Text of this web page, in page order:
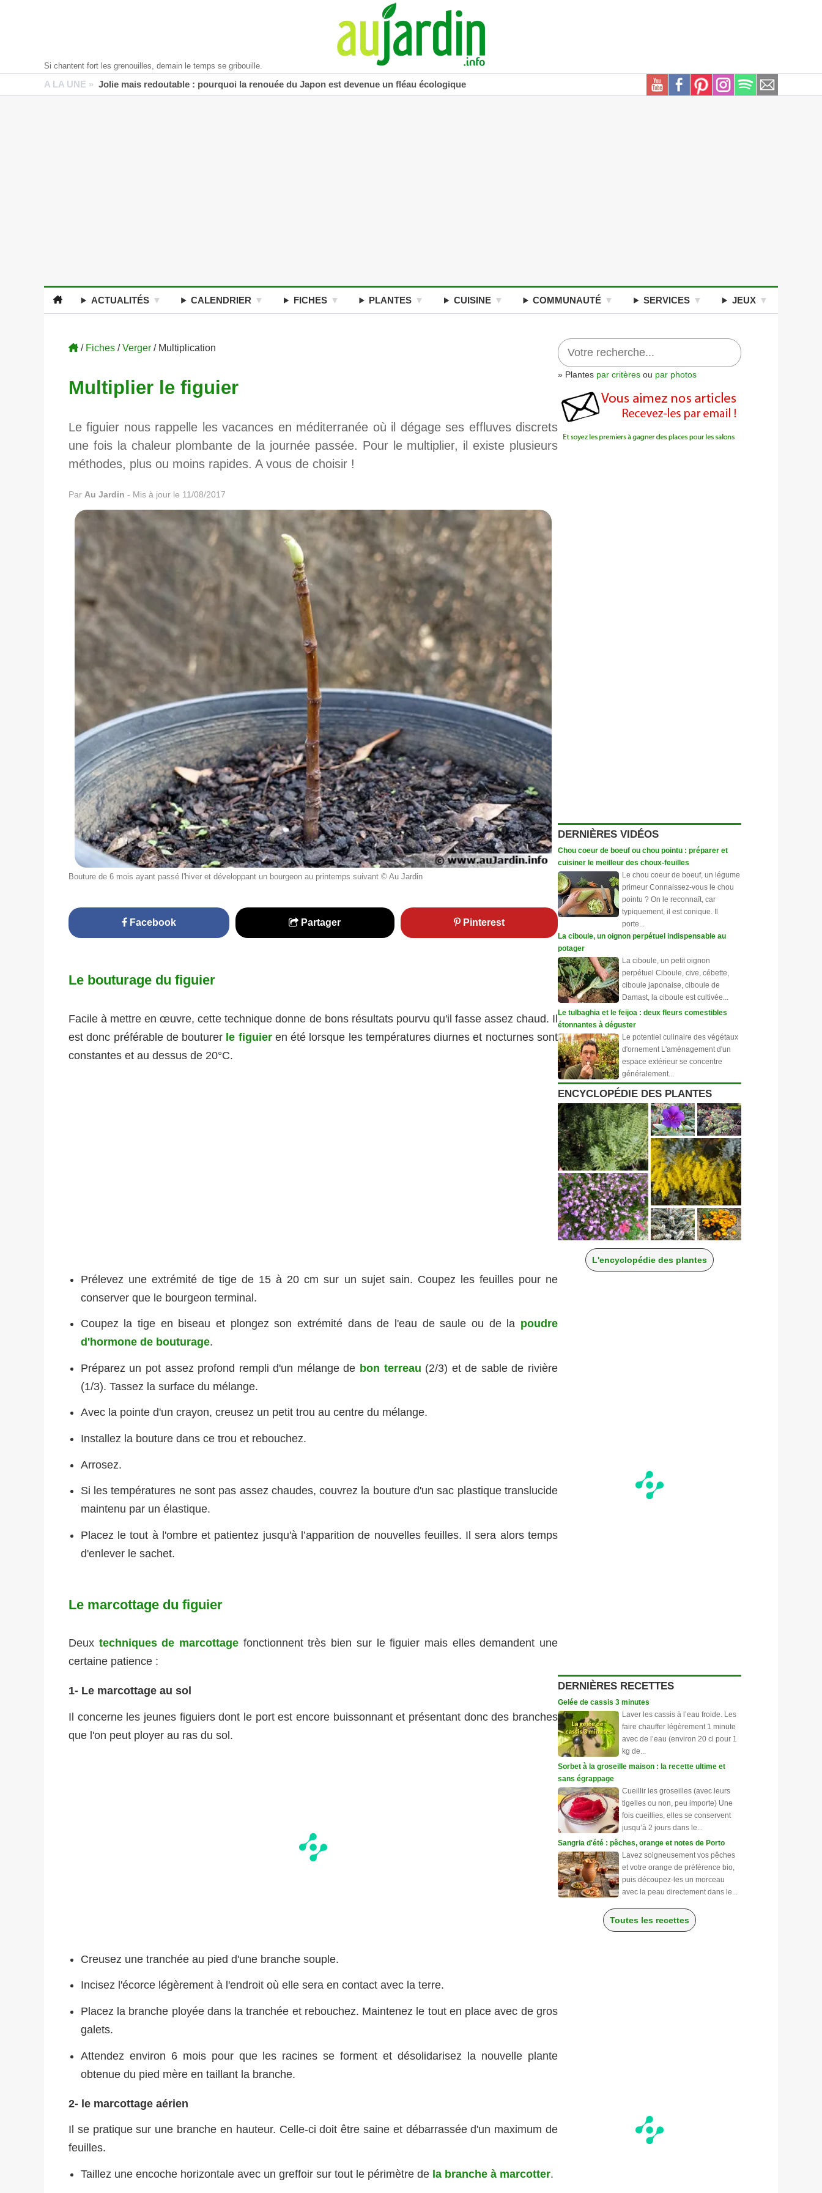
Si chantent fort les grenouilles, demain le temps se gribouille.
A LA UNE » Jolie mais redoutable : pourquoi la renouée du Japon est devenue un fléau écologique
ACTUALITÉS CALENDRIER FICHES PLANTES CUISINE COMMUNAUTÉ SERVICES JEUX
/ Fiches /Verger / Multiplication
Multiplier le figuier
Le figuier nous rappelle les vacances en méditerranée où il dégage ses effluves discrets
une fois la chaleur plombante de la journée passée. Pour le multiplier, il existe plusieurs
méthodes, plus ou moins rapides. A vous de choisir !
Par Au Jardin - Mis à jour le 11/08/2017
Bouture de 6 mois ayant passé l'hiver et développant un bourgeon au printemps suivant © Au Jardin
Facebook Partager Pinterest
Le bouturage du figuier
Facile à mettre en œuvre, cette technique donne de bons résultats pourvu qu'il fasse assez chaud. Il
est donc préférable de bouturer le figuieren été lorsque les températures diurnes et nocturnes sont
constantes et au dessus de 20°C.
Prélevez une extrémité de tige de 15 à 20 cm sur un sujet sain. Coupez les feuilles pour ne
conserver que le bourgeon terminal.
Coupez la tige en biseau et plongez son extrémité dans de l'eau de saule ou de la poudre
d'hormone de bouturage.
Préparez un pot assez profond rempli d'un mélange de bon terreau (2/3) et de sable de rivière
(1/3). Tassez la surface du mélange.
Avec la pointe d'un crayon, creusez un petit trou au centre du mélange.
Installez la bouture dans ce trou et rebouchez.
Arrosez.
Si les températures ne sont pas assez chaudes, couvrez la bouture d'un sac plastique translucide
maintenu par un élastique.
Placez le tout à l'ombre et patientez jusqu'à l’apparition de nouvelles feuilles. Il sera alors temps
d'enlever le sachet.
Le marcottage du figuier
Deux techniques de marcottage fonctionnent très bien sur le figuier mais elles demandent une
certaine patience :
1- Le marcottage au sol
Il concerne les jeunes figuiers dont le port est encore buissonnant et présentant donc des branches
que l'on peut ployer au ras du sol.
Creusez une tranchée au pied d'une branche souple.
Incisez l'écorce légèrement à l'endroit où elle sera en contact avec la terre.
Placez la branche ployée dans la tranchée et rebouchez. Maintenez le tout en place avec de gros
galets.
Attendez environ 6 mois pour que les racines se forment et désolidarisez la nouvelle plante
obtenue du pied mère en taillant la branche.
2- le marcottage aérien
Il se pratique sur une branche en hauteur. Celle-ci doit être saine et débarrassée d'un maximum de
feuilles.
Taillez une encoche horizontale avec un greffoir sur tout le périmètre de la branche à marcotter.
» Plantes par critères ou par photos
DERNIÈRES VIDÉOS
Chou coeur de boeuf ou chou pointu : préparer et
cuisiner le meilleur des choux-feuilles
Le chou coeur de boeuf, un légume
primeur Connaissez-vous le chou
pointu ? On le reconnaît, car
typiquement, il est conique. Il
porte...
La ciboule, un oignon perpétuel indispensable au
potager
La ciboule, un petit oignon
perpétuel Ciboule, cive, cébette,
ciboule japonaise, ciboule de
Damast, la ciboule est cultivée...
Le tulbaghia et le feijoa : deux fleurs comestibles
étonnantes à déguster
Le potentiel culinaire des végétaux
d'ornement L'aménagement d'un
espace extérieur se concentre
généralement...
ENCYCLOPÉDIE DES PLANTES
L'encyclopédie des plantes
DERNIÈRES RECETTES
Gelée de cassis 3 minutes
Laver les cassis à l’eau froide. Les
faire chauffer légèrement 1 minute
avec de l’eau (environ 20 cl pour 1
kg de...
Sorbet à la groseille maison : la recette ultime et
sans égrappage
Cueillir les groseilles (avec leurs
tigelles ou non, peu importe) Une
fois cueillies, elles se conservent
jusqu’à 2 jours dans le...
Sangria d'été : pêches, orange et notes de Porto
Lavez soigneusement vos pêches
et votre orange de préférence bio,
puis découpez-les un morceau
avec la peau directement dans le...
Toutes les recettes